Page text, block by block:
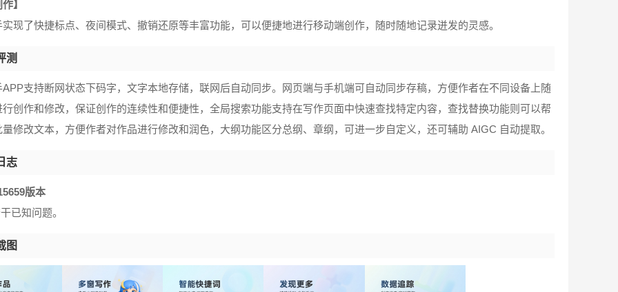
】
现了快捷标点、夜间模式、撤销还原等丰富功能，可以便捷地进行移动端创作，随时随地记录迸发的灵感。
测
APP支持断网状态下码字，文字本地存储，联网后自动同步。网页端与手机端可自动同步存稿，方便作者在不同设备上随
行创作和修改，保证创作的连续性和便捷性，全局搜索功能支持在写作页面中快速查找特定内容，查找替换功能则可以帮
修改文本，方便作者对作品进行修改和润色，大纲功能区分总纲、章纲，可进一步自定义，还可辅助 AIGC 自动提取。
志
版本
已知问题。
图